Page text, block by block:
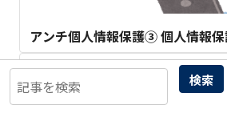
検索
アンチ個人情報保護③ 個人情報保